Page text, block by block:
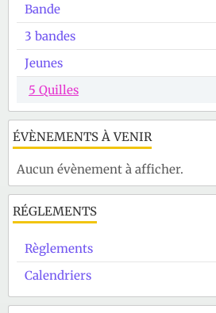
Bande
3 bandes
Jeunes
5 Quilles
ÉVÈNEMENTS À VENIR
Aucun évènement à afficher.
RÉGLEMENTS
Règlements
Calendriers